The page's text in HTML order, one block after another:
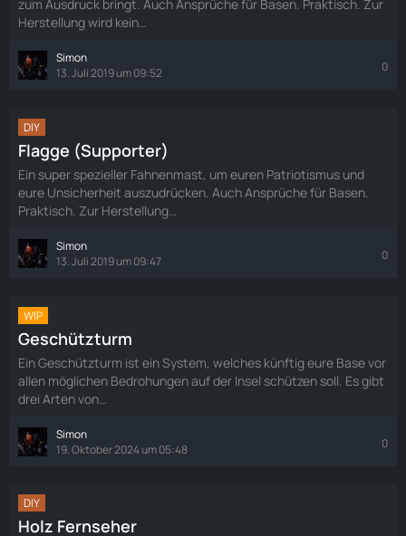
zum Ausdruck bringt. Auch Ansprüche für Basen. Praktisch. Zur
Herstellung wird kein…
Simon
13. Juli 2019 um 09:52
0
DIY
Flagge (Supporter)
Ein super spezieller Fahnenmast, um euren Patriotismus und
eure Unsicherheit auszudrücken. Auch Ansprüche für Basen.
Praktisch. Zur Herstellung…
Simon
13. Juli 2019 um 09:47
0
WIP
Geschützturm
Ein Geschützturm ist ein System, welches künftig eure Base vor
allen möglichen Bedrohungen auf der Insel schützen soll. Es gibt
drei Arten von…
Simon
19. Oktober 2024 um 05:48
0
DIY
Holz Fernseher